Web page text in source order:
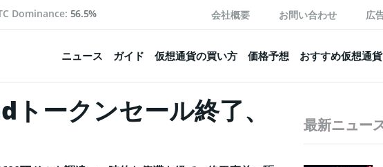
Dominance: 56.5% 会社概要 お問い合わせ 広
ニュース ガイド 仮想通貨の買い方 価格予想 おすすめ仮想通貨
ークンセール終了、
最新ニュー